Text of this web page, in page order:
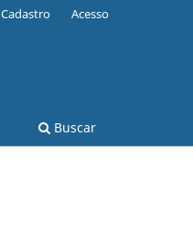
Buscar
Cadastro Acesso